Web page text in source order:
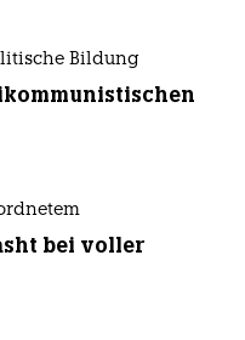
Bildung
bei voller